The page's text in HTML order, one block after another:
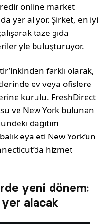
online market
yer alıyor. Şirket, en iyi
taze gıda
buluşturuyor.
farklı olarak,
ev veya ofislere
kurulu. FreshDirect
ve New York bulunan
dağıtım
eyaleti New York’un
hizmet
yeni dönem:
alacak